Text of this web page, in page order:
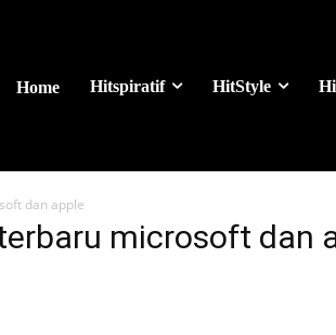
Home Hitspiratif HitStyle
dan apple
microsoft dan